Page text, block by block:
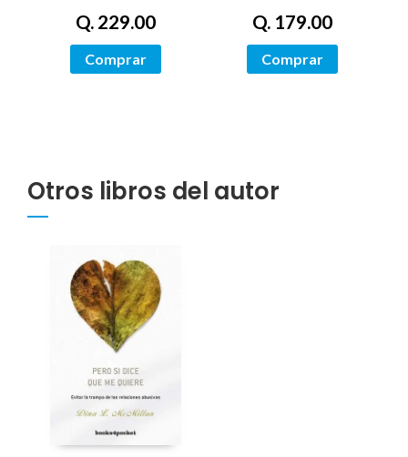
Q. 229.00
Comprar
Q. 179.00
Comprar
Otros libros del autor